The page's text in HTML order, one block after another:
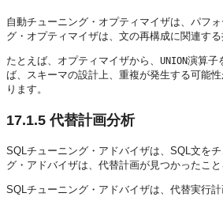
自動チューニング・オプティマイザは、パフ
グ・オプティマイザは、文の再構成に関連す
たとえば、オプティマイザから、 UNION演算子
ば、スキーマの設計上、重複が発生する可能性
ります。
17.1.5 代替計画分析
SQLチューニング・アドバイザは、SQL文を
グ・アドバイザは、代替計画が見つかったこと
SQLチューニング・アドバイザは、代替実行